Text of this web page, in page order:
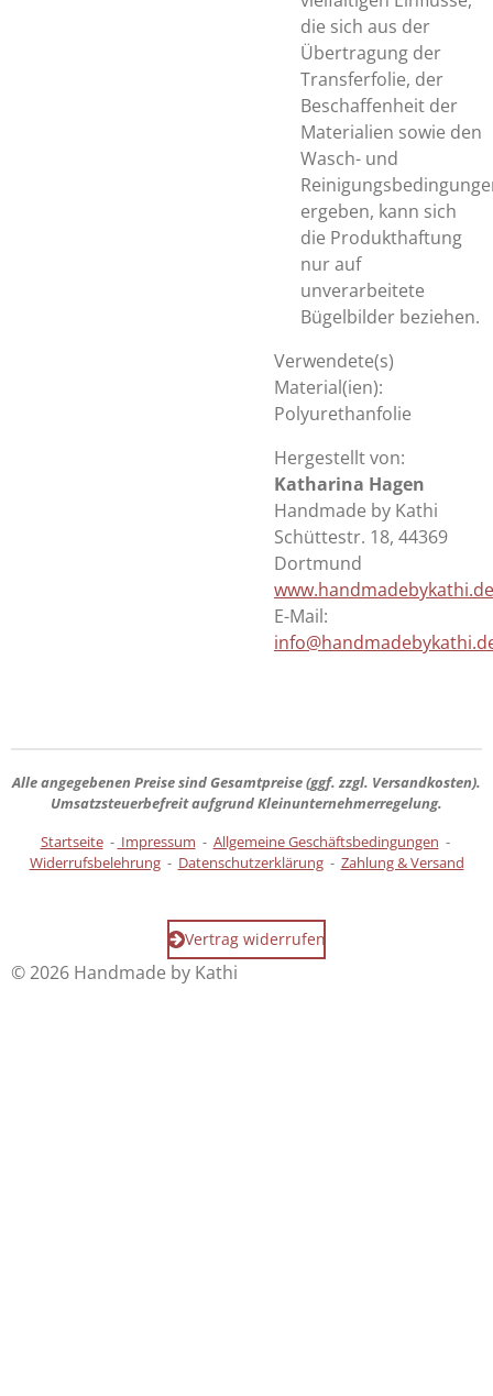
die sich aus der
Übertragung der
Transferfolie, der
Beschaffenheit der
Materialien sowie den
Wasch- und
ergeben, kann sich
die Produkthaftung
nur auf
unverarbeitete
Bügelbilder beziehen.
Verwendete(s)
Material(ien):
Polyurethanfolie
Hergestellt von:
Katharina Hagen
Handmade by Kathi
Schüttestr. 18, 44369
Dortmund
www.handmadebykathi.de
E-Mail:
Alle angegebenen Preise sindGesamtpreise(ggf. zzgl. Versandkosten).
Umsatzsteuerbefreit aufgrund Kleinunternehmerregelung.
Startseite- Impressum - Allgemeine Geschäftsbedingungen -
Widerrufsbelehrung- Datenschutzerklärung- Zahlung & Versand
Vertrag widerrufen
© 2026 Handmade by Kathi